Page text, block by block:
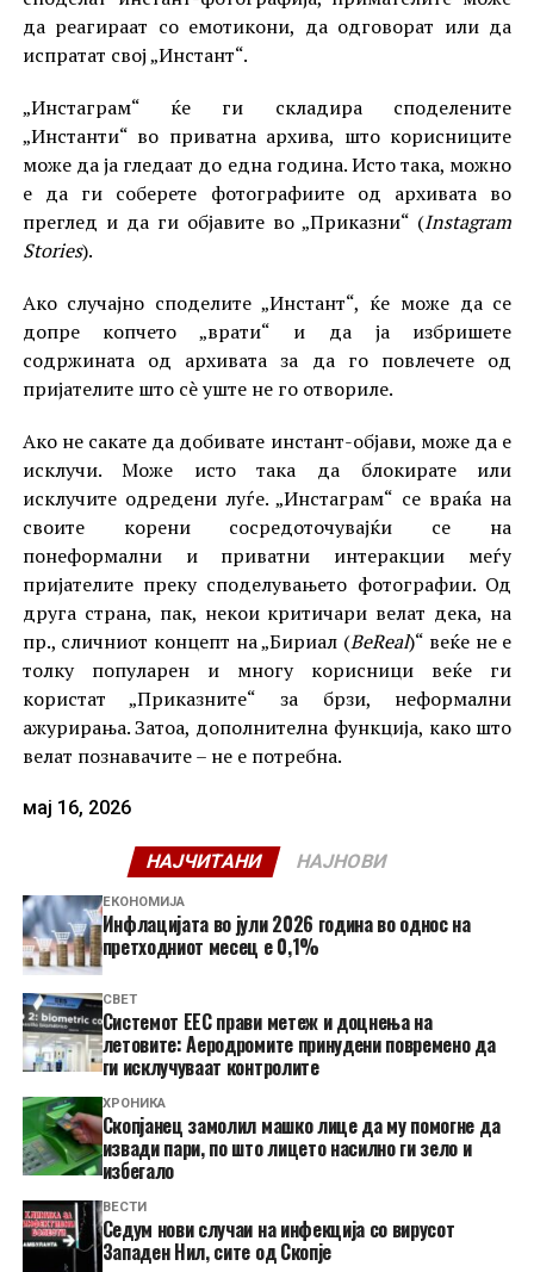
да реагираат со емотикони, да одговорат или да
испратат свој „Инстант“.
„Инстаграм“ ќе ги складира споделените
„Инстанти“ во приватна архива, што корисниците
може да ја гледаат до една година. Исто така, можно
е да ги соберете фотографиите од архивата во
преглед и да ги објавите во „Приказни“ (Instagram
Stories).
Ако случајно споделите „Инстант“, ќе може да се
допре копчето „врати“ и да ја избришете
содржината од архивата за да го повлечете од
пријателите што сè уште не го отвориле.
Ако не сакате да добивате инстант-објави, може да е
исклучи. Може исто така да блокирате или
исклучите одредени луѓе. „Инстаграм“ се враќа на
своите корени сосредоточувајќи се на
понеформални и приватни интеракции меѓу
пријателите преку споделувањето фотографии. Од
друга страна, пак, некои критичари велат дека, на
пр., сличниот концепт на „Бириал (BeReal)“ веќе не е
толку популарен и многу корисници веќе ги
користат „Приказните“ за брзи, неформални
ажурирања. Затоа, дополнителна функција, како што
велат познавачите – не е потребна.
мај 16, 2026
НАЈЧИТАНИ НАЈНОВИ
ЕКОНОМИЈА
Инфлацијата во јули 2026 година во однос на
претходниот месец е 0,1%
СВЕТ
Системот ЕЕС прави метеж и доцнења на
летовите: Аеродромите принудени повремено да
ги исклучуваат контролите
ХРОНИКА
Скопјанец замолил машко лице да му помогне да
извади пари, по што лицето насилно ги зело и
избегало
ВЕСТИ
Седум нови случаи на инфекција со вирусот
Западен Нил, сите од Скопје